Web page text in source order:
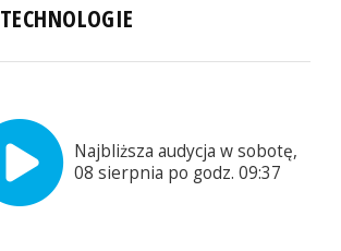
TECHNOLOGIE
Najbliższa audycja w sobotę,
08 sierpnia po godz. 09:37